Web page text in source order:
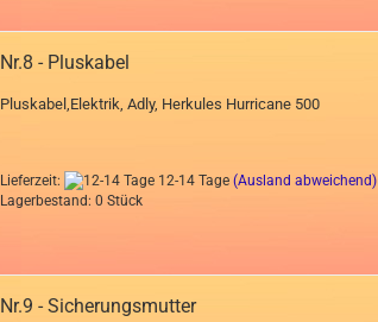
Nr.8 - Pluskabel
Pluskabel,Elektrik, Adly, Herkules Hurricane 500
Lieferzeit: 12-14 Tage (Ausland abweichend)
Lagerbestand: 0 Stück
Nr.9 - Sicherungsmutter